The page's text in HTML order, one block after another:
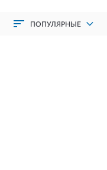
ПОПУЛЯРНЫЕ